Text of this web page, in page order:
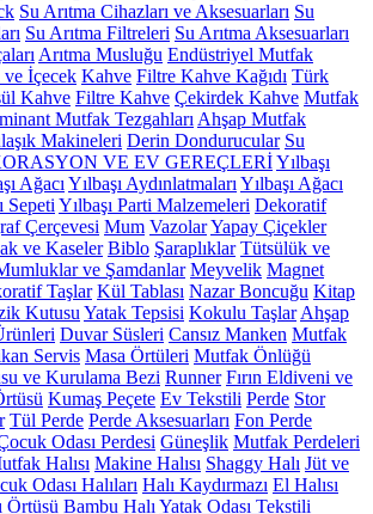
Su Arıtma Cihazları ve Aksesuarları Su
Su Arıtma Filtreleri Su Arıtma Aksesuarları
Arıtma Musluğu Endüstriyel Mutfak
ve İçecek Kahve Filtre Kahve Kağıdı Türk
Kahve Filtre Kahve Çekirdek Kahve Mutfak
Mutfak Tezgahları Ahşap Mutfak
Makineleri Derin Dondurucular Su
VE EV GEREÇLERİYılbaşı
Ağacı Yılbaşı Aydınlatmaları Yılbaşı Ağacı
Sepeti Yılbaşı Parti Malzemeleri Dekoratif
Çerçevesi Mum VazolarYapay Çiçekler
ve Kaseler Biblo Şaraplıklar Tütsülük ve
ve Şamdanlar Meyvelik Magnet
Taşlar Kül Tablası Nazar Boncuğu Kitap
Kutusu Yatak Tepsisi Kokulu Taşlar Ahşap
Duvar Süsleri Cansız Manken Mutfak
Servis Masa Örtüleri Mutfak Önlüğü
ve Kurulama Bezi Runner Fırın Eldiveni ve
Kumaş Peçete Ev Tekstili Perde Stor
Tül Perde Perde Aksesuarları Fon Perde
Odası Perdesi Güneşlik Mutfak Perdeleri
Halısı Makine Halısı Shaggy Halı Jüt ve
Odası Halıları Halı Kaydırmazı El Halısı
Örtüsü Bambu Halı Yatak Odası Tekstili